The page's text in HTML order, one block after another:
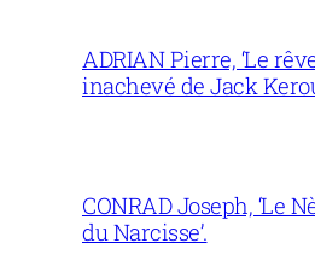
ADRIAN Pierre, ‘Le
inachevé de Jack
CONRAD Joseph, ‘Le
du Narcisse’.